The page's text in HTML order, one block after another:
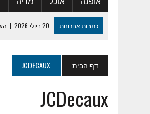
כתבות אחרונות 20 ביולי 2026 |
13 במאי 2024
| המדריך המלא למיתוג
| ספר מחזור – איך
7 באוגוסט 2023
| מטרנה וער"ן
דף הבית JCDECAUX
JCDecaux